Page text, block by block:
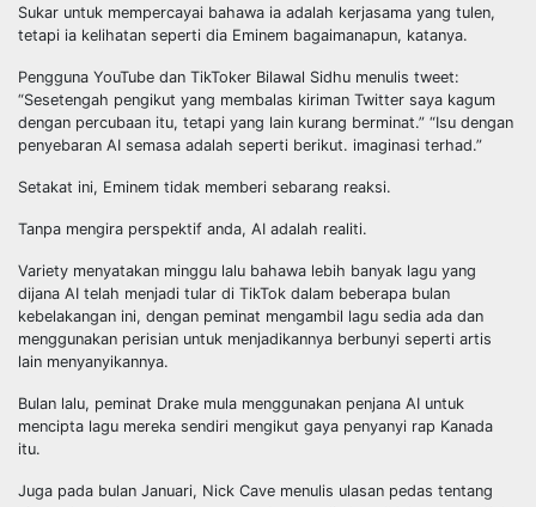
Sukar untuk mempercayai bahawa ia adalah kerjasama yang tulen,
tetapi ia kelihatan seperti dia Eminem bagaimanapun, katanya.
Pengguna YouTube dan TikToker Bilawal Sidhu menulis tweet:
“Sesetengah pengikut yang membalas kiriman Twitter saya kagum
dengan percubaan itu, tetapi yang lain kurang berminat.” “Isu dengan
penyebaran AI semasa adalah seperti berikut. imaginasi terhad.”
Setakat ini, Eminem tidak memberi sebarang reaksi.
Tanpa mengira perspektif anda, AI adalah realiti.
Variety menyatakan minggu lalu bahawa lebih banyak lagu yang
dijana AI telah menjadi tular di TikTok dalam beberapa bulan
kebelakangan ini, dengan peminat mengambil lagu sedia ada dan
menggunakan perisian untuk menjadikannya berbunyi seperti artis
lain menyanyikannya.
Bulan lalu, peminat Drake mula menggunakan penjana AI untuk
mencipta lagu mereka sendiri mengikut gaya penyanyi rap Kanada
itu.
Juga pada bulan Januari, Nick Cave menulis ulasan pedas tentang